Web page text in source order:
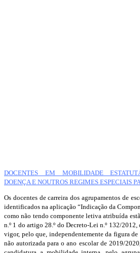
DOCENTES EM MOBILIDADE
DOENÇA E NOUTROS REGIMES ESPECIAIS
Os docentes de carreira dos agrupamentos de
identificados na aplicação “Indicação da
como não tendo componente letiva atribuída
n.º 1 do artigo 28.º do Decreto-Lei n.º 132/
vigor, pelo que, independentemente da figura
não autorizada para o ano escolar de 2019/